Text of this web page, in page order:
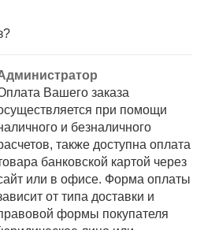
Вашего заказа
при помощи
и безналичного
также доступна оплата
банковской картой через
или в офисе. Форма оплаты
от типа доставки и
формы покупателя